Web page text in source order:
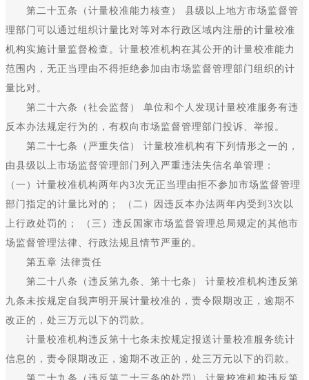
第二十五条（计量校准能力核查） 县级以上地方市场监督管
理部门可以通过组织计量比对等对本行政区域内注册的计量校准
机构实施计量监督检查。计量校准机构在其公开的计量校准能力
范围内，无正当理由不得拒绝参加由市场监督管理部门组织的计
量比对。
第二十六条（社会监督） 单位和个人发现计量校准服务有违
反本办法规定行为的，有权向市场监督管理部门投诉、举报。
第二十七条（严重失信） 计量校准机构有下列情形之一的，
由县级以上市场监督管理部门列入严重违法失信名单管理：
（一）计量校准机构两年内3次无正当理由拒不参加市场监督管理
部门指定的计量比对的； （二）因违反本办法两年内受到3次以
上行政处罚的； （三）违反国家市场监督管理总局规定的其他市
场监督管理法律、行政法规且情节严重的。
第五章 法律责任
第二十八条（违反第九条、第十七条） 计量校准机构违反第
九条未按规定自我声明开展计量校准的，责令限期改正，逾期不
改正的，处三万元以下的罚款。
计量校准机构违反第十七条未按规定报送计量校准服务统计
信息的，责令限期改正，逾期不改正的，处三万元以下的罚款。